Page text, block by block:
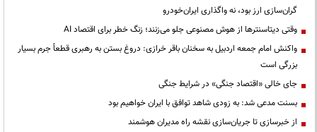
گران‌سازی ارز بود، نه واگذاری ایران‌خودرو
وقتی دیتاسنترها از هوش مصنوعی جلو می‌زنند؛ زنگ خطر برای اقتصاد AI
واکنش امام جمعه اردبیل به سخنان باقر خرازی: دروغ بستن به رهبری قطعاً جرم بسیار
بزرگی است
جای خالی «اقتصاد جنگی» در شرایط جنگی
بسنت مدعی شد: به زودی شاهد توافق با ایران خواهیم بود
از خبرسازی تا جریان‌سازی نقشه راه مدیران هوشمند